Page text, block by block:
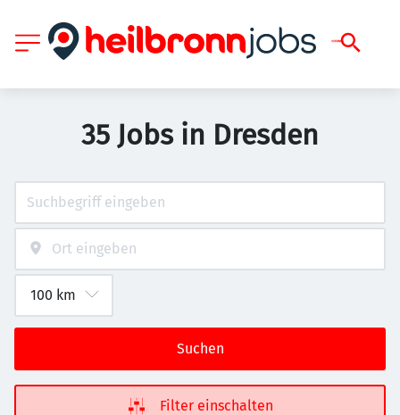
35 Jobs in Dresden
Suchen
Filter einschalten